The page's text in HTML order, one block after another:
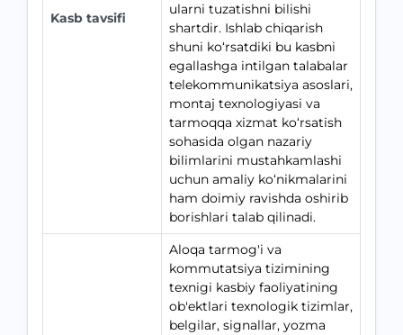
Kasb tavsifi
ularni tuzatishni bilishi
shartdir. Ishlab chiqarish
shuni ko‘rsatdiki bu kasbni
egallashga intilgan talabalar
telekommunikatsiya asoslari,
montaj texnologiyasi va
tarmoqqa xizmat ko‘rsatish
sohasida olgan nazariy
bilimlarini mustahkamlashi
uchun amaliy ko‘nikmalarini
ham doimiy ravishda oshirib
borishlari talab qilinadi.
Aloqa tarmog'i va
kommutatsiya tizimining
texnigi kasbiy faoliyatining
ob'ektlari texnologik tizimlar,
belgilar, signallar, yozma